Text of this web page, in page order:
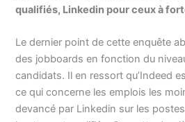
qualifiés, Linkedin pour ceux à
Le dernier point de cette enquête
des jobboards en fonction du
candidats. Il en ressort qu’Indeed
ce qui concerne les emplois les
devancé par Linkedin sur les